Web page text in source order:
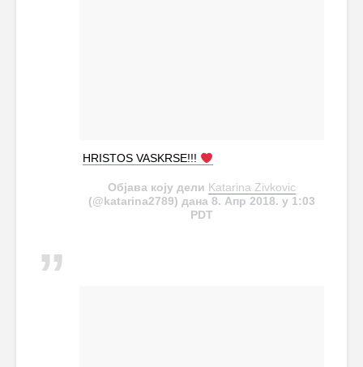
HRISTOS VASKRSE!!!
Објава коју дели Katarina Zivkovic
(@katarina2789) дана 8. Апр 2018. у 1:03
PDT